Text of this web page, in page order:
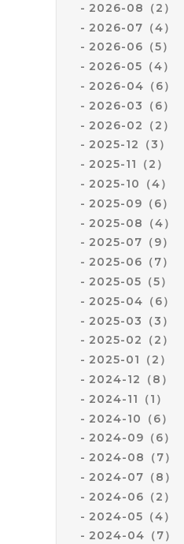
2026-08（2）
2026-07（4）
2026-06（5）
2026-05（4）
2026-04（6）
2026-03（6）
2026-02（2）
2025-12（3）
2025-11（2）
2025-10（4）
2025-09（6）
2025-08（4）
2025-07（9）
2025-06（7）
2025-05（5）
2025-04（6）
2025-03（3）
2025-02（2）
2025-01（2）
2024-12（8）
2024-11（1）
2024-10（6）
2024-09（6）
2024-08（7）
2024-07（8）
2024-06（2）
2024-05（4）
2024-04（7）